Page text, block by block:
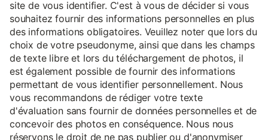
site de vous identifier. C'est à vous de décider si vous
souhaitez fournir des informations personnelles en plus
des informations obligatoires. Veuillez noter que lors du
choix de votre pseudonyme, ainsi que dans les champs
de texte libre et lors du téléchargement de photos, il
est également possible de fournir des informations
permettant de vous identifier personnellement. Nous
vous recommandons de rédiger votre texte
d'évaluation sans fournir de données personnelles et de
concevoir des photos en conséquence. Nous nous
réservons le droit de ne pas publier ou d'anonymiser